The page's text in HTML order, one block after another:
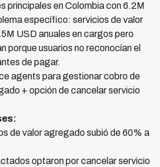
principales en Colombia con 6.2M
específico: servicios de valor
USD anuales en cargos pero
porque usuarios no reconocían el
de pagar.
agents para gestionar cobro de
+ opción de cancelar servicio
de valor agregado subió de 60% a
optaron por cancelar servicio